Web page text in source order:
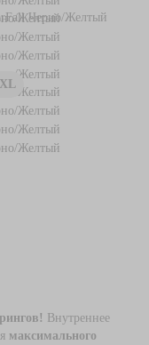
Черно/Желтый
Внутреннее
максимального